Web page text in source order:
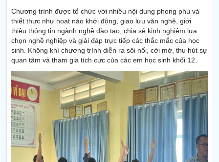
Chương trình được tổ chức với nhiều nội dung phong phú và
thiết thực như hoạt náo khởi động, giao lưu văn nghệ, giới
thiệu thông tin ngành nghề đào tạo, chia sẻ kinh nghiệm lựa
chọn nghề nghiệp và giải đáp trực tiếp các thắc mắc của học
sinh. Không khí chương trình diễn ra sôi nổi, cởi mở, thu hút sự
quan tâm và tham gia tích cực của các em học sinh khối 12.